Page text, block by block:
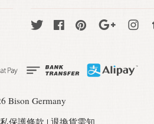
Twitter FacebookPinterest Google
Bison Germany
保護條款 | 退換貨需知